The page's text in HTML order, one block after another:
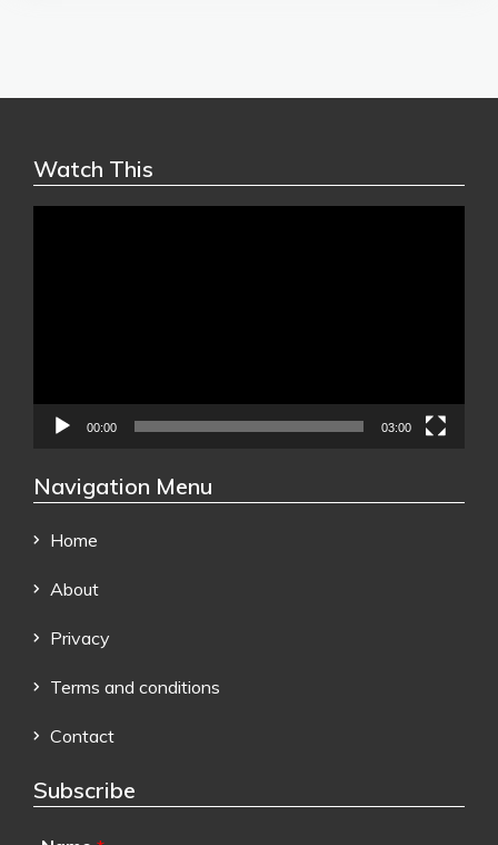
Watch This
00:00 03:00
Navigation Menu
Home
About
Privacy
Terms and conditions
Contact
Subscribe